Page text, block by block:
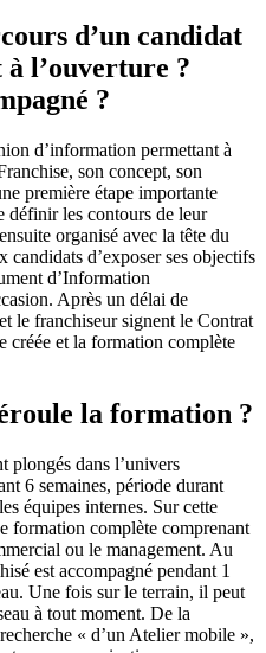
d’un candidat
à l’ouverture ?
?
d’information permettant à
son concept, son
première étape importante
définir les contours de leur
organisé avec la tête du
candidats d’exposer ses objectifs
d’Information
Après un délai de
le franchiseur signent le Contrat
créée et la formation complète
la formation ?
plongés dans l’univers
6 semaines, période durant
équipes internes. Sur cette
formation complète comprenant
ou le management. Au
est accompagné pendant 1
Une fois sur le terrain, il peut
à tout moment. De la
« d’un Atelier mobile »,